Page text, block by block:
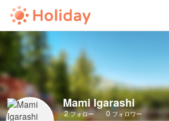
Mami Igarashi
2フォロー 0 フォロワー